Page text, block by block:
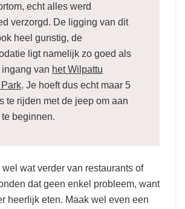
echt alles werd
verzorgd. De ligging van dit
heel gunstig, de
ligt namelijk zo goed als
van het Wilpattu
. Je hoeft dus echt maar 5
te rijden met de jeep om aan
beginnen.
wat verder van restaurants of
dat geen enkel probleem, want
heerlijk eten. Maak wel even een